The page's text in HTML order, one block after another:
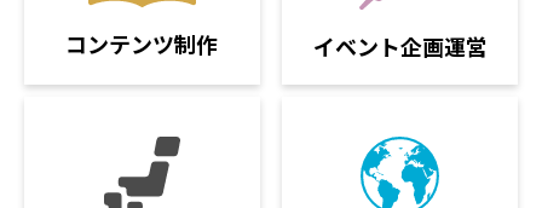
コンテンツ制作 イベント企画運営